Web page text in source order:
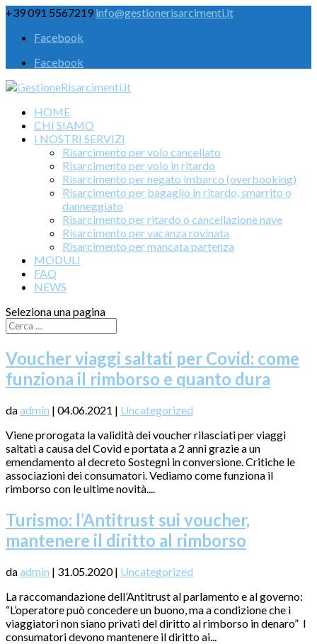
+39 091 5567219 info@gestionerisarcimenti.it
Facebook
Facebook
HOME
CHI SIAMO
I NOSTRI SERVIZI
Risarcimento per volo cancellato
Risarcimento per volo in ritardo
Risarcimento per negato imbarco (overbooking)
Risarcimento per bagaglio in ritardo, smarrito o
danneggiato
Risarcimento per ritardo o cancellazione nave
Risarcimento per vacanza rovinata
Risarcimento per mancata partenza
MODULI
FAQ
NEWS
Seleziona una pagina
Voucher viaggi saltati per Covid: come
funziona il rimborso e quanto dura
daadmin | 04.06.2021 | Uncategorized
Viene prorogata la validità dei voucher rilasciati per viaggi
saltati a causa del Covid e portata a 2 anni grazie a un
emendamento al decreto Sostegni in conversione. Critiche le
associazioni dei consumatori. Vediamo come funziona il
rimborso con le ultime novità....
Turismo: l’Antitrust sui voucher,
mantenere il diritto al rimborso
daadmin | 31.05.2020| Uncategorized
La raccomandazione dell’Antitrust al parlamento e al governo:
“L’operatore può concedere un buono, ma a condizione che i
viaggiatori non siano privati del diritto al rimborso in denaro” I
consumatori devono mantenere il diritto ai...